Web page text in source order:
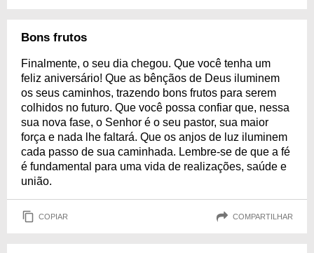
Bons frutos
Finalmente, o seu dia chegou. Que você tenha um
feliz aniversário! Que as bênçãos de Deus iluminem
os seus caminhos, trazendo bons frutos para serem
colhidos no futuro. Que você possa confiar que, nessa
sua nova fase, o Senhor é o seu pastor, sua maior
força e nada lhe faltará. Que os anjos de luz iluminem
cada passo de sua caminhada. Lembre-se de que a fé
é fundamental para uma vida de realizações, saúde e
união.
COPIAR COMPARTILHAR